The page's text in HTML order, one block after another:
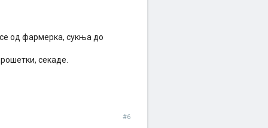
се од фармерка, сукња до
секаде.
#6